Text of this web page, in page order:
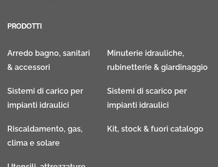
PRODOTTI
Arredo bagno, sanitari
& accessori
Minuterie idrauliche,
rubinetterie & giardinaggio
Sistemi di carico per
impianti idraulici
Sistemi di scarico per
impianti idraulici
Riscaldamento, gas,
clima e solare
Kit, stock & fuori catalogo